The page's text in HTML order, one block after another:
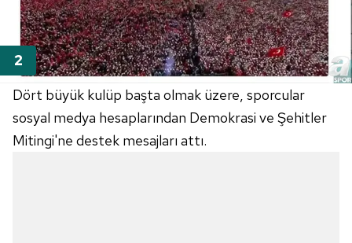
Dört büyük kulüp başta olmak üzere, sporcular
sosyal medya hesaplarından Demokrasi ve Şehitler
Mitingi'ne destek mesajları attı.